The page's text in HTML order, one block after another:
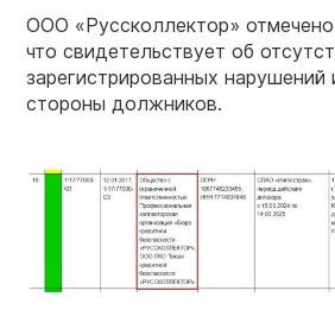
ООО «Руссколлектор»
что свидетельствует об
зарегистрированных
стороны должников.